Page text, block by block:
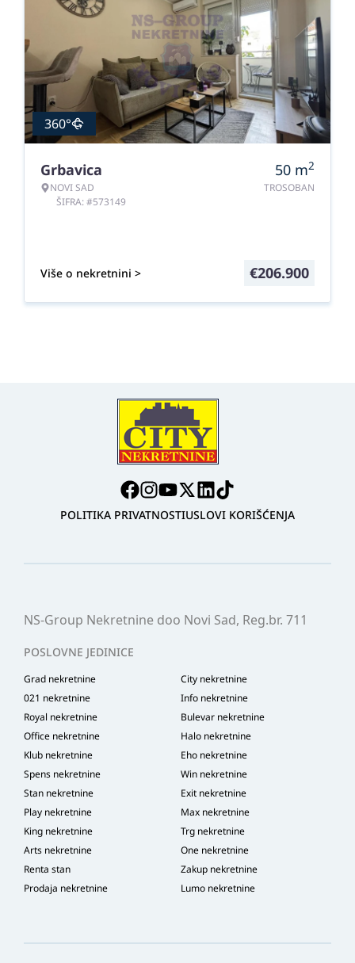
360°
Grbavica
NOVI SAD
ŠIFRA: #573149
50 m2
TROSOBAN
Više o nekretnini > €206.900
POLITIKA PRIVATNOSTIUSLOVI KORIŠĆENJA
NS-Group Nekretnine doo Novi Sad, Reg.br. 711
POSLOVNE JEDINICE
Grad nekretnine
City nekretnine
021 nekretnine
Info nekretnine
Royal nekretnine
Bulevar nekretnine
Office nekretnine
Halo nekretnine
Klub nekretnine
Eho nekretnine
Spens nekretnine
Win nekretnine
Stan nekretnine
Exit nekretnine
Play nekretnine
Max nekretnine
King nekretnine
Trg nekretnine
Arts nekretnine
One nekretnine
Renta stan
Zakup nekretnine
Prodaja nekretnine
Lumo nekretnine